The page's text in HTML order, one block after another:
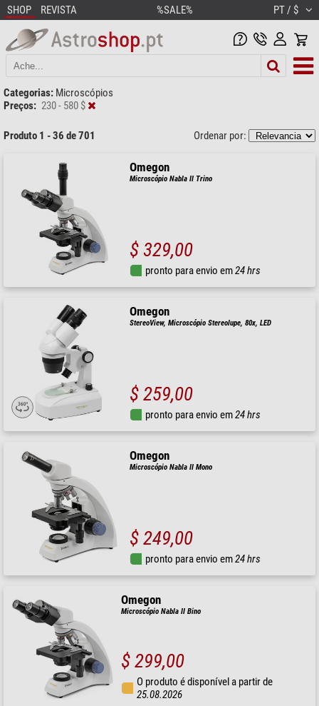
SHOP REVISTA %SALE% PT / $
Categorias: Microscópios
Preços: 230 - 580 $
Produto 1 - 36 de 701 Ordenar por:
Omegon
Microscópio Nabla II Trino
$ 329,00
pronto para envio em24 hrs
Omegon
StereoView, Microscópio Stereolupe, 80x, LED
$ 259,00
pronto para envio em24 hrs
Omegon
Microscópio Nabla II Mono
$ 249,00
pronto para envio em24 hrs
Omegon
Microscópio Nabla II Bino
$ 299,00
O produto é disponível a partir de
25.08.2026